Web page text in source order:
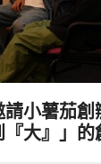
小薯茄創
『大』」